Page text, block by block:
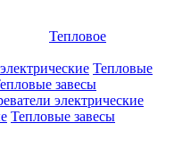
Тепловое
Тепловые
завесы
электрические
Тепловые завесы